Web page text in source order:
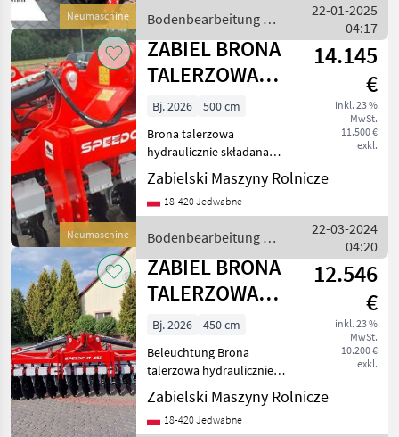
Neumaschine
Bodenbearbeitung /
ZABIEL
22-01-2025
04:17
Neumaschine
ZABIEL BRONA
TALERZOWA
HYDRAULICZNIE
SKŁADANA
SPEEDCUT
14.145
€
inkl. 23 %
MwSt.
11.500 €
exkl.
Bj. 2026
500 cm
Brona talerzowa
hydraulicznie składana
SPEEDCUT BTH-50 Waga
3170 kg ( wyposażenie
podstawowe)
145-190 KM Liczba talerzy
40 Wyposażenie pod
Zabielski Maszyny Rolnicze
18-420 Jedwabne
Bodenbearbeitung /
ZABIEL
22-03-2024
04:20
ZABIEL BRONA
TALERZOWA
4.5M
12.546
€
inkl. 23 %
MwSt.
10.200 €
exkl.
Bj. 2026
450 cm
Beleuchtung Brona
talerzowa hydraulicznie
składana SPEEDCUT BTS
450 Waga 2720 kg (
wyposażenie podstawowe)
Zabielski Maszyny Rolnicze
18-420 Jedwabne